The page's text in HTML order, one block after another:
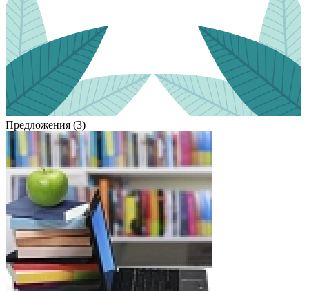
Предложения (3)